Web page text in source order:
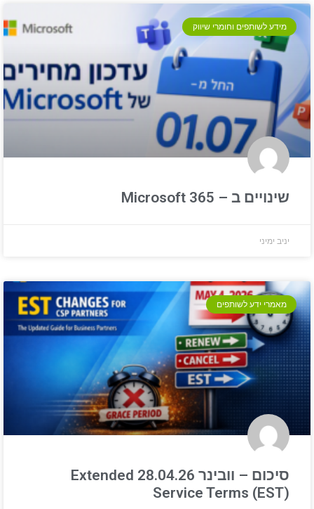
מידע לשותפים וחומרי שיווק
שינויים ב – Microsoft 365
יניב ימיני
מאמרי ידע לשותפים
סיכום – וובינר 28.04.26 Extended
Service Terms (EST)